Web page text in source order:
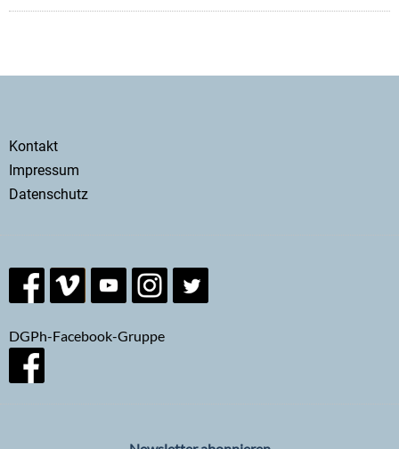
Secondary
menu
Kontakt
Impressum
Datenschutz
DGPh-Facebook-Gruppe